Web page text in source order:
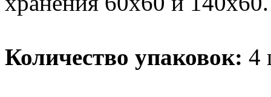
Количество упаковок: 4